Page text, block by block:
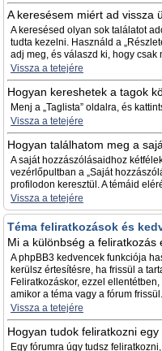
A keresésem miért ad vissza
A keresésed olyan sok találatot
tudta kezelni. Használd a
adj meg, és válaszd ki, hogy
Vissza a tetejére
Hogyan kereshetek a tagok
Menj a „Taglista” oldalra, és
Vissza a tetejére
Hogyan találhatom meg a
A saját hozzászólásaidhoz
vezérlőpultban a „Saját
profilodon keresztül. A témáid
Vissza a tetejére
Téma feliratkozások és
Mi a különbség a
A phpBB3 kedvencek funkciója
kerülsz értesítésre, ha frissül a
Feliratkozáskor, ezzel
amikor a téma vagy a fórum frissül.
Vissza a tetejére
Hogyan tudok feliratkozni
Egy fórumra úgy tudsz